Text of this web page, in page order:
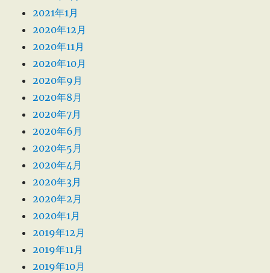
2021年1月
2020年12月
2020年11月
2020年10月
2020年9月
2020年8月
2020年7月
2020年6月
2020年5月
2020年4月
2020年3月
2020年2月
2020年1月
2019年12月
2019年11月
2019年10月